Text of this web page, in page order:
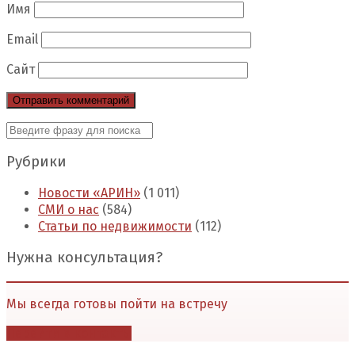
Имя
Email
Сайт
Рубрики
Новости «АРИН» (1 011)
СМИ о нас (584)
Статьи по недвижимости (112)
Нужна консультация?
Мы всегда готовы пойти на встречу